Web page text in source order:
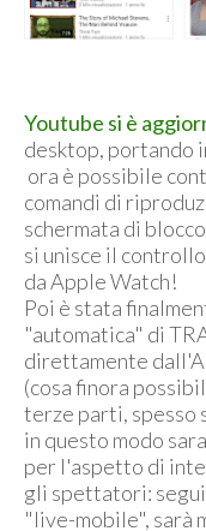
Youtube si è
desktop, portando
ora è possibile
comandi di
schermata di
si unisce il
da Apple Watch!
Poi è stata
"automatica" di
direttamente
(cosa finora
terze parti, spesso
in questo modo
per l'aspetto di
gli spettatori:
"live-mobile", sarà